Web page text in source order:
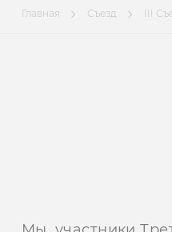
Главная Съезд III